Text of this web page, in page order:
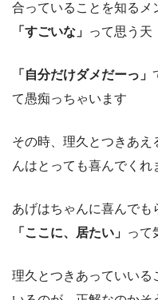
合っていることを知るメ
「すごいな」 って思う天
「自分だけダメだーっ」
て愚痴っちゃいます
その時、理久とつきあえ
んはとっても喜んでくれ
あげはちゃんに喜んでも
「ここに、居たい」 って
理久とつきあっていいる